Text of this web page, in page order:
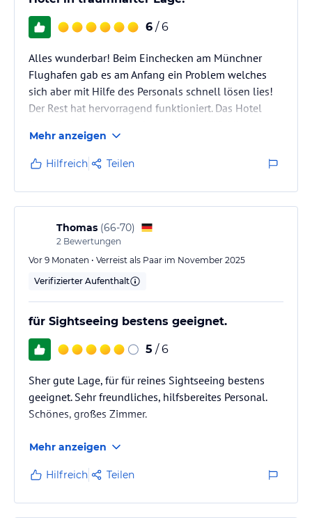
6 / 6
Alles wunderbar! Beim Einchecken am Münchner
Flughafen gab es am Anfang ein Problem welches
sich aber mit Hilfe des Personals schnell lösen lies!
Der Rest hat hervorragend funktioniert. Das Hotel
vom Busbahnhof und 10 Minuten von der
Schnellfähre nach Gozo entfernt!
Mehr anzeigen
Hilfreich Teilen
Thomas (66-70)
2 Bewertungen
Vor 9 Monaten • Verreist als Paar im November 2025
Verifizierter Aufenthalt
für Sightseeing bestens geeignet.
5 / 6
Sher gute Lage, für für reines Sightseeing bestens
geeignet. Sehr freundliches, hilfsbereites Personal.
Schönes, großes Zimmer.
Mehr anzeigen
Hilfreich Teilen